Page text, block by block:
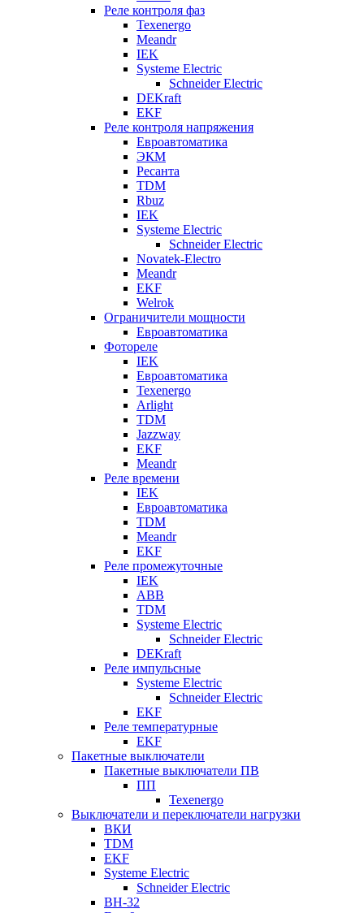
Реле контроля фаз
Texenergo
Meandr
IEK
Systeme Electric
Schneider Electric
DEKraft
EKF
Реле контроля напряжения
Евроавтоматика
ЭКМ
Ресанта
TDM
Rbuz
IEK
Systeme Electric
Schneider Electric
Novatek-Electro
Meandr
EKF
Welrok
Ограничители мощности
Евроавтоматика
Фотореле
IEK
Евроавтоматика
Texenergo
Arlight
TDM
Jazzway
EKF
Meandr
Реле времени
IEK
Евроавтоматика
TDM
Meandr
EKF
Реле промежуточные
IEK
ABB
TDM
Systeme Electric
Schneider Electric
DEKraft
Реле импульсные
Systeme Electric
Schneider Electric
EKF
Реле температурные
EKF
Пакетные выключатели
Пакетные выключатели ПВ
ПП
Texenergo
Выключатели и переключатели нагрузки
ВКИ
TDM
EKF
Systeme Electric
Schneider Electric
ВН-32